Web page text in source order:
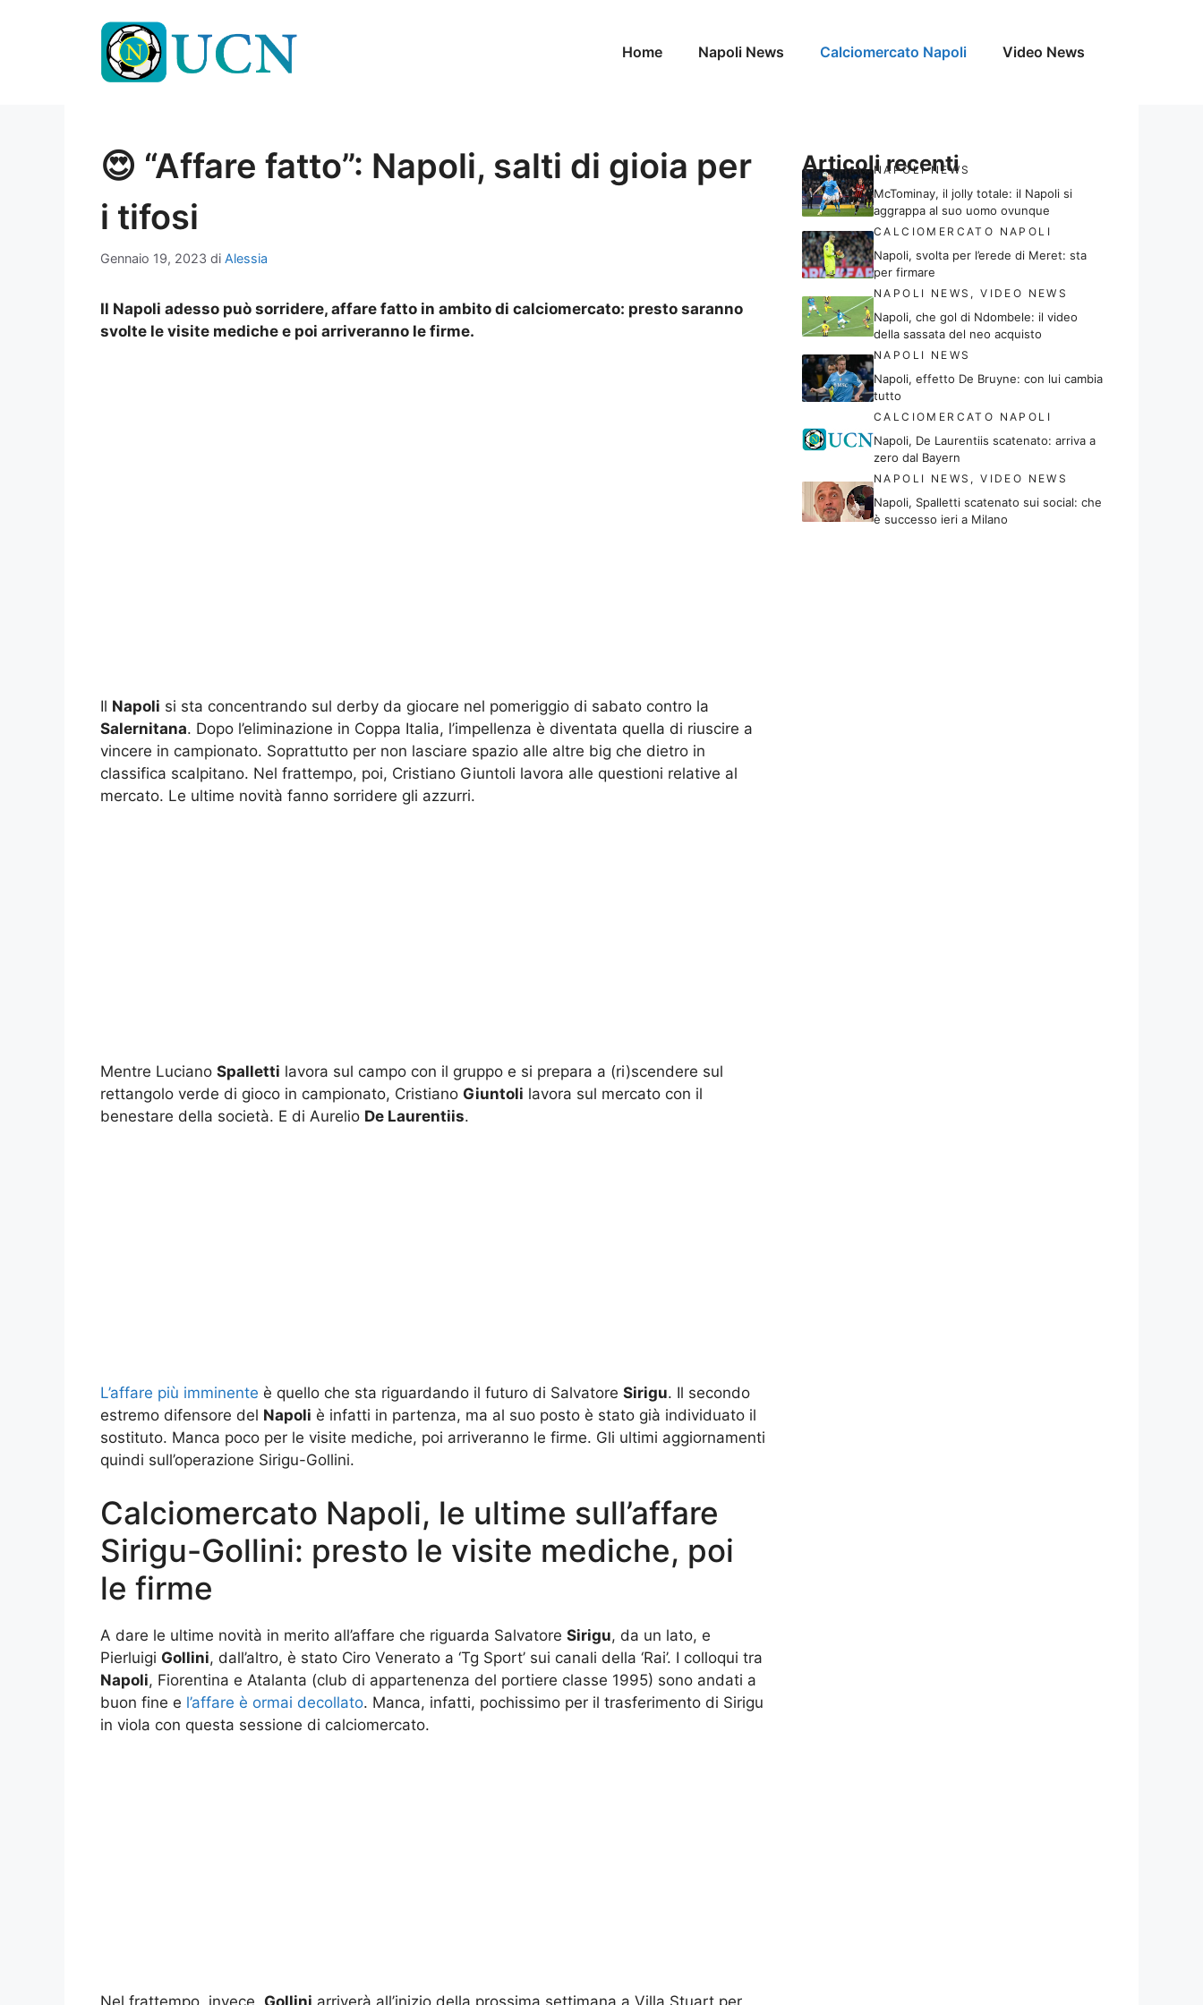
Home Napoli News Calciomercato Napoli Video News
😍 “Affare fatto”: Napoli, salti di gioia per
i tifosi
Gennaio 19, 2023 di Alessia
Il Napoli adesso può sorridere, affare fatto in ambito di calciomercato: presto saranno
svolte le visite mediche e poi arriveranno le firme.
Il Napoli si sta concentrando sul derby da giocare nel pomeriggio di sabato contro la
Salernitana. Dopo l’eliminazione in Coppa Italia, l’impellenza è diventata quella di riuscire a
vincere in campionato. Soprattutto per non lasciare spazio alle altre big che dietro in
classifica scalpitano. Nel frattempo, poi, Cristiano Giuntoli lavora alle questioni relative al
mercato. Le ultime novità fanno sorridere gli azzurri.
Mentre Luciano Spalletti lavora sul campo con il gruppo e si prepara a (ri)scendere sul
rettangolo verde di gioco in campionato, Cristiano Giuntoli lavora sul mercato con il
benestare della società. E di Aurelio De Laurentiis.
L’affare più imminente è quello che sta riguardando il futuro di Salvatore Sirigu. Il secondo
estremo difensore del Napoli è infatti in partenza, ma al suo posto è stato già individuato il
sostituto. Manca poco per le visite mediche, poi arriveranno le firme. Gli ultimi aggiornamenti
quindi sull’operazione Sirigu-Gollini.
Calciomercato Napoli, le ultime sull’affare
Sirigu-Gollini: presto le visite mediche, poi
le firme
A dare le ultime novità in merito all’affare che riguarda Salvatore Sirigu, da un lato, e
Pierluigi Gollini, dall’altro, è stato Ciro Venerato a ‘Tg Sport’ sui canali della ‘Rai’. I colloqui tra
Napoli, Fiorentina e Atalanta (club di appartenenza del portiere classe 1995) sono andati a
buon fine e l’affare è ormai decollato. Manca, infatti, pochissimo per il trasferimento di Sirigu
in viola con questa sessione di calciomercato.
Nel frattempo, invece, Gollini arriverà all’inizio della prossima settimana a Villa Stuart per
Articoli recenti
NAPOLI NEWS
McTominay, il jolly totale: il Napoli si
aggrappa al suo uomo ovunque
CALCIOMERCATO NAPOLI
Napoli, svolta per l’erede di Meret: sta
per firmare
NAPOLI NEWS ,VIDEO NEWS
Napoli, che gol di Ndombele: il video
della sassata del neo acquisto
NAPOLI NEWS
Napoli, effetto De Bruyne: con lui cambia
tutto
CALCIOMERCATO NAPOLI
Napoli, De Laurentiis scatenato: arriva a
zero dal Bayern
NAPOLI NEWS ,VIDEO NEWS
Napoli, Spalletti scatenato sui social: che
è successo ieri a Milano